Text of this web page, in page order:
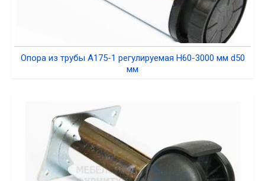
Опора из трубы A175-1 регулируемая H60-3000 мм d50
мм